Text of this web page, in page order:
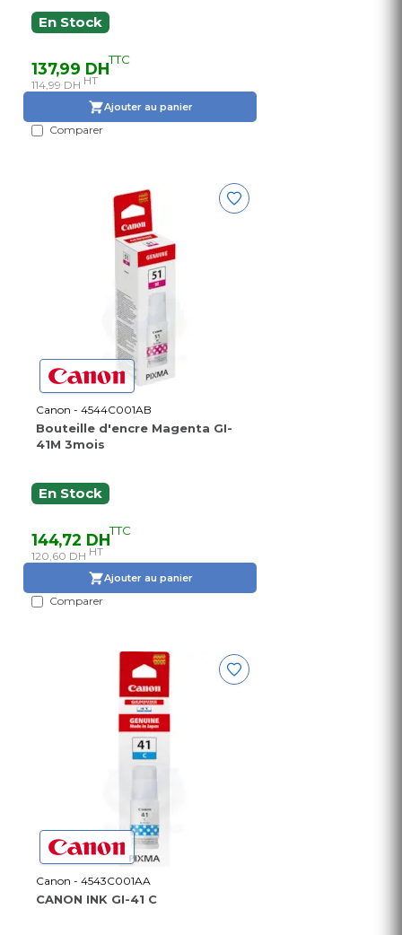
En Stock
137,99 DHTTC
114,99 DH HT
Ajouter au panier
Comparer
Canon - 4544C001AB
Bouteille d'encre Magenta GI-
41M 3mois
En Stock
144,72 DHTTC
120,60 DH HT
Ajouter au panier
Comparer
Canon - 4543C001AA
CANON INK GI-41 C